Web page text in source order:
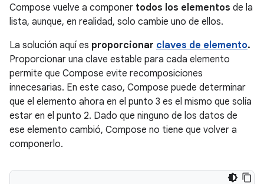
Compose vuelve a componer todos los elementos de la
lista, aunque, en realidad, solo cambie uno de ellos.
La solución aquí es proporcionar claves de elemento.
Proporcionar una clave estable para cada elemento
permite que Compose evite recomposiciones
innecesarias. En este caso, Compose puede determinar
que el elemento ahora en el punto 3 es el mismo que solía
estar en el punto 2. Dado que ninguno de los datos de
ese elemento cambió, Compose no tiene que volver a
componerlo.